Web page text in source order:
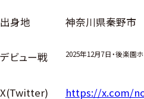
出身地 神奈川県秦野市
デビュー戦 2025年12月7日・後楽
X(Twitter) https://x.com/